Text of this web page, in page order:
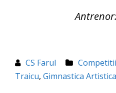
CS Farul Competitii
Traicu, Gimnastica Artistica